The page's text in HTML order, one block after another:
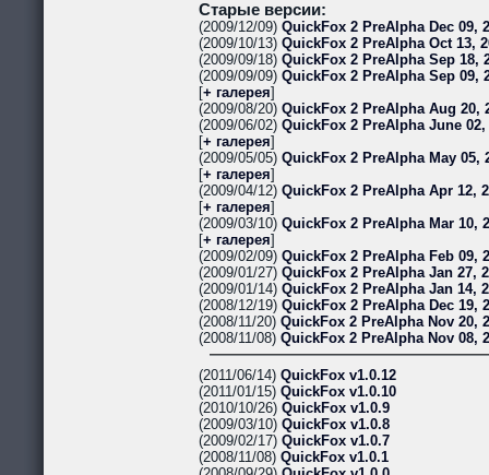
Старые версии:
(2009/12/09) QuickFox 2 PreAlpha Dec 09,
(2009/10/13) QuickFox 2 PreAlpha Oct 13,
(2009/09/18) QuickFox 2 PreAlpha Sep 18,
(2009/09/09) QuickFox 2 PreAlpha Sep 09,
[+ галерея]
(2009/08/20) QuickFox 2 PreAlpha Aug 20,
(2009/06/02) QuickFox 2 PreAlpha June 02,
[+ галерея]
(2009/05/05) QuickFox 2 PreAlpha May 05,
[+ галерея]
(2009/04/12) QuickFox 2 PreAlpha Apr 12,
[+ галерея]
(2009/03/10) QuickFox 2 PreAlpha Mar 10,
[+ галерея]
(2009/02/09) QuickFox 2 PreAlpha Feb 09,
(2009/01/27) QuickFox 2 PreAlpha Jan 27,
(2009/01/14) QuickFox 2 PreAlpha Jan 14,
(2008/12/19) QuickFox 2 PreAlpha Dec 19,
(2008/11/20) QuickFox 2 PreAlpha Nov 20,
(2008/11/08) QuickFox 2 PreAlpha Nov 08,
(2011/06/14) QuickFox v1.0.12
(2011/01/15) QuickFox v1.0.10
(2010/10/26) QuickFox v1.0.9
(2009/03/10) QuickFox v1.0.8
(2009/02/17) QuickFox v1.0.7
(2008/11/08) QuickFox v1.0.1